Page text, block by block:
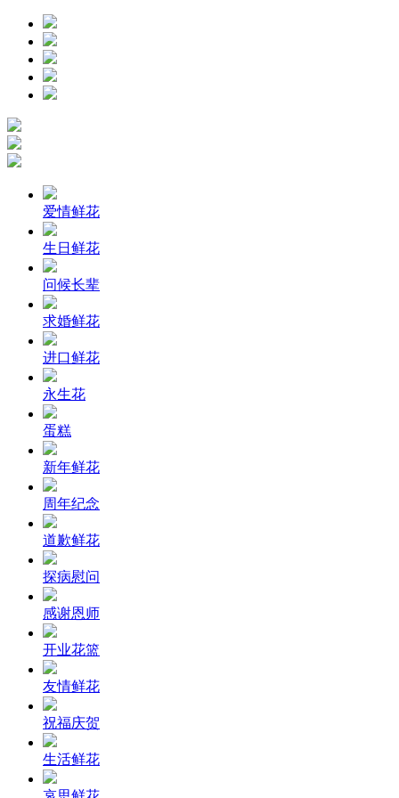
爱情鲜花
生日鲜花
问候长辈
求婚鲜花
进口鲜花
永生花
蛋糕
新年鲜花
周年纪念
道歉鲜花
探病慰问
感谢恩师
开业花篮
友情鲜花
祝福庆贺
生活鲜花